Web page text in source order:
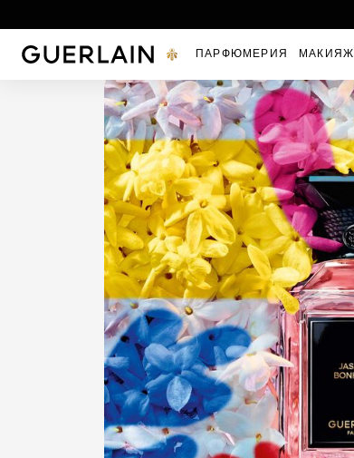
Guerlain - (вернуться на главную страницу)
ПАРФЮМЕРИЯ МАКИЯЖ